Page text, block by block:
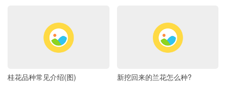
桂花品种常见介绍(图) 新挖回来的兰花怎么种?